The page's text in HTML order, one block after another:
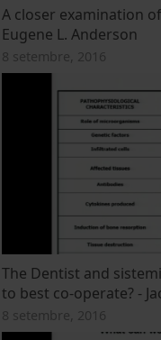
A closer examination
Eugene L. Anderson
8 setembre, 2016
The Dentist and
to best co-operate? -
8 setembre, 2016